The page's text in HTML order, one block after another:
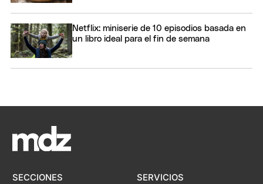
Netflix: miniserie de 10 episodios basada en
un libro ideal para el fin de semana
SECCIONES SERVICIOS